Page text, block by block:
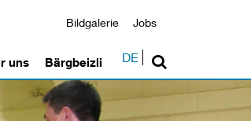
Bildgalerie Jobs
uns Bärgbeizli DE